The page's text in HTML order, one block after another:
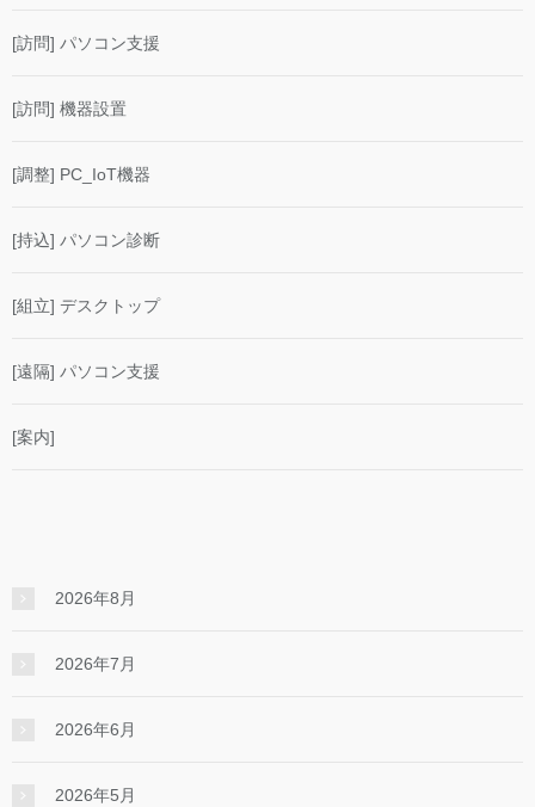
[訪問] パソコン支援
[訪問] 機器設置
[調整] PC_IoT機器
[持込] パソコン診断
[組立] デスクトップ
[遠隔] パソコン支援
[案内]
2026年8月
2026年7月
2026年6月
2026年5月